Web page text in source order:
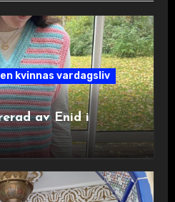
kvinnas vardagsliv
av Enid i